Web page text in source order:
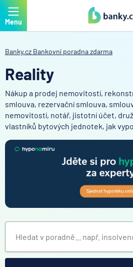
Menu
Banky.cz Bankovní poradna zdarma
Reality
Nákup a prodej nemovitostí,
smlouva, rezervační smlouva,
nemovitostí, notář, jistotní účet,
vlastníků bytových jednotek, jak